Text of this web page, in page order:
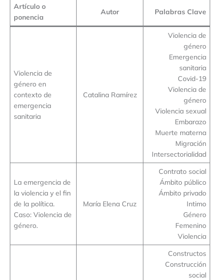
Artículo o
ponencia
Autor Palabras Clave
Violencia de
género en
contexto de
emergencia
sanitaria
Catalina Ramírez
Violencia de
género
Emergencia
sanitaria
Covid-19
Violencia de
género
Violencia sexual
Embarazo
Muerte materna
Migración
Intersectorialidad
La emergencia de
la violencia y el fin
de la política.
Caso: Violencia de
género.
María Elena Cruz
Contrato social
Ámbito público
Ámbito privado
Intimo
Género
Femenino
Violencia
Constructos
Construcción
social